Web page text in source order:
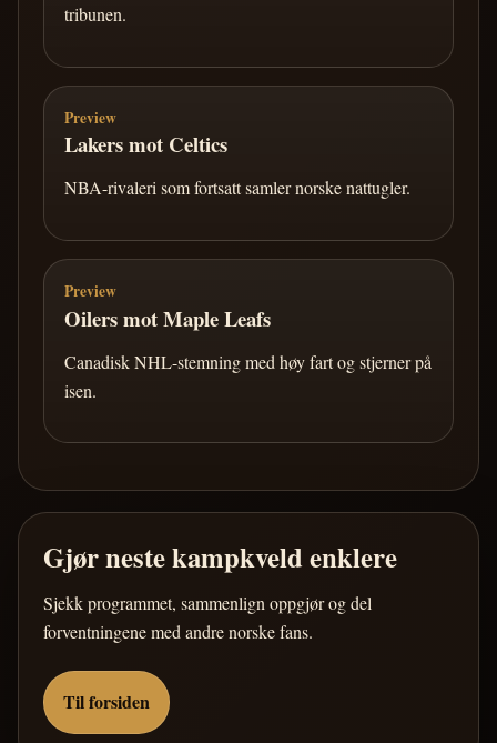
tribunen.
Preview
Lakers mot Celtics
NBA-rivaleri som fortsatt samler norske nattugler.
Preview
Oilers mot Maple Leafs
Canadisk NHL-stemning med høy fart og stjerner på
isen.
Gjør neste kampkveld enklere
Sjekk programmet, sammenlign oppgjør og del
forventningene med andre norske fans.
Til forsiden